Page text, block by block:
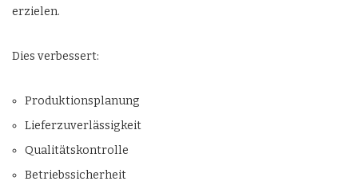
erzielen.
Dies verbessert:
Produktionsplanung
Lieferzuverlässigkeit
Qualitätskontrolle
Betriebssicherheit